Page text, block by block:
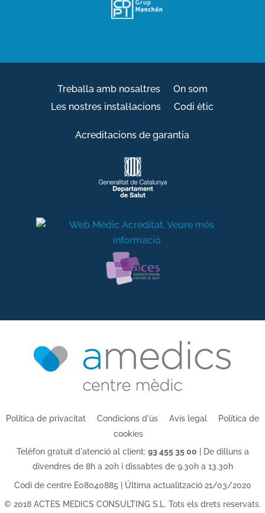
Treballa amb nosaltres
On som
Les nostres instal·lacions
Codi ètic
Acreditacions de garantia
Política de privacitat Condicions d'ús Avís legal
Política de
cookies
Telèfon gratuït d'atenció al client: 93 455 35 00 | De dilluns a
divendres de 8h a 20h i dissabtes de 9.30h a 13.30h
Codi de centre E08040885 | Última actualització 21/03/2020
© 2018 ACTES MEDICS CONSULTING S.L. Tots els drets reservats.